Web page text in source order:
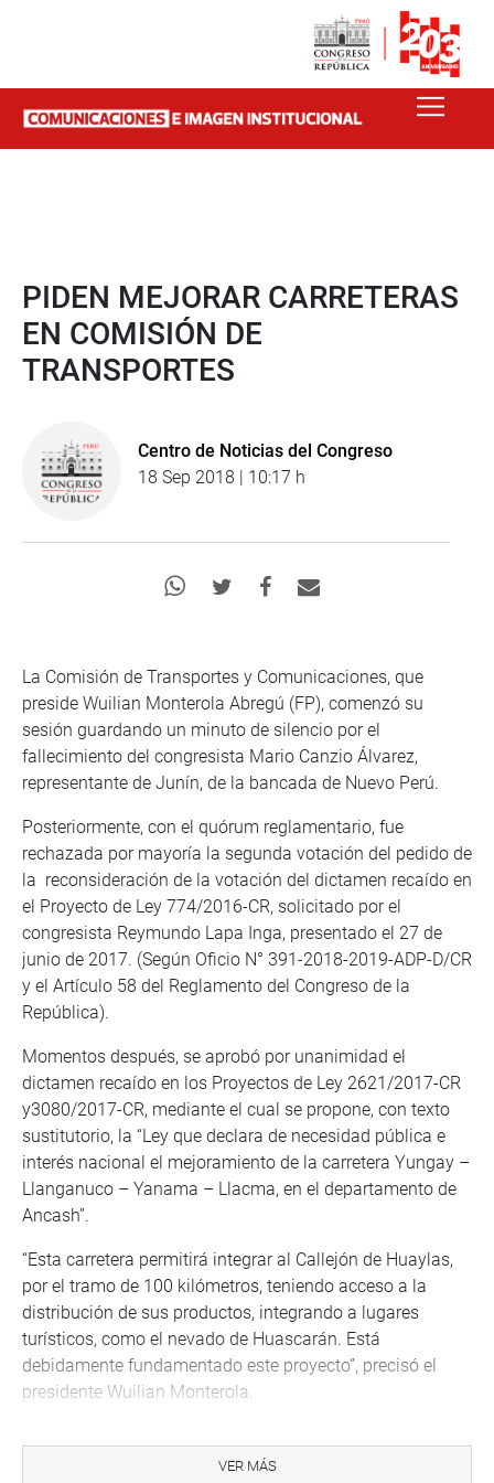
PIDEN MEJORAR CARRETERAS
EN COMISIÓN DE
TRANSPORTES
Centro de Noticias del Congreso
18 Sep 2018 | 10:17 h
La Comisión de Transportes y Comunicaciones, que
preside Wuilian Monterola Abregú (FP), comenzó su
sesión guardando un minuto de silencio por el
fallecimiento del congresista Mario Canzio Álvarez,
representante de Junín, de la bancada de Nuevo Perú.
Posteriormente, con el quórum reglamentario, fue
rechazada por mayoría la segunda votación del pedido de
la reconsideración de la votación del dictamen recaído en
el Proyecto de Ley 774/2016-CR, solicitado por el
congresista Reymundo Lapa Inga, presentado el 27 de
junio de 2017. (Según Oficio N° 391-2018-2019-ADP-D/CR
y el Artículo 58 del Reglamento del Congreso de la
República).
Momentos después, se aprobó por unanimidad el
dictamen recaído en los Proyectos de Ley 2621/2017-CR
y3080/2017-CR, mediante el cual se propone, con texto
sustitutorio, la “Ley que declara de necesidad pública e
interés nacional el mejoramiento de la carretera Yungay –
Llanganuco – Yanama – Llacma, en el departamento de
Ancash”.
“Esta carretera permitirá integrar al Callejón de Huaylas,
por el tramo de 100 kilómetros, teniendo acceso a la
distribución de sus productos, integrando a lugares
turísticos, como el nevado de Huascarán. Está
debidamente fundamentado este proyecto”, precisó el
presidente Wuilian Monterola.
esto permitirá mejorar la carretera que está en estado
VER MÁS